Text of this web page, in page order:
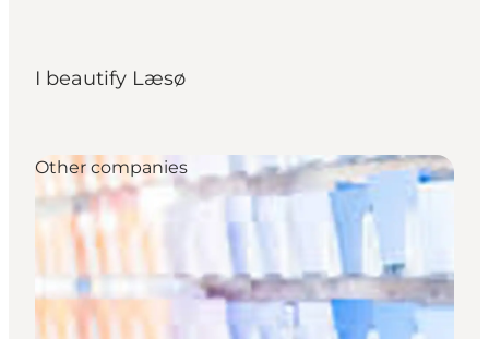
Planifiez votre voyage
I beautify Læsø
Other companies